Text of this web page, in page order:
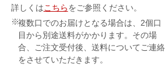
詳しくはこちらをご参照ください。
複数口でのお届けとなる場合は、2個口
目から別途送料がかかります。その場
合、ご注文受付後、送料についてご連絡
をさせていただきます。